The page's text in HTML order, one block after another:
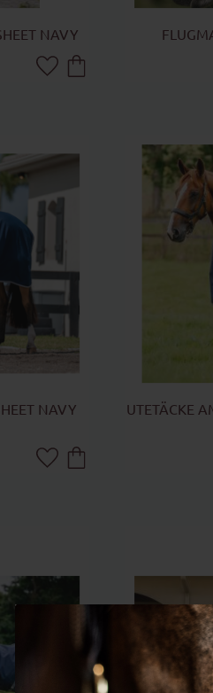
NAVY
Lägg till i favoriter
NAVY
Lägg till i favoriter
UTETÄCKE